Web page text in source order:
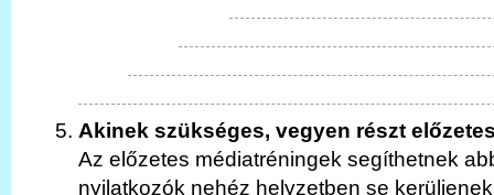
Akinek szükséges, vegyen részt
Az előzetes médiatréningek segíthetnek
nyilatkozók nehéz helyzetben se